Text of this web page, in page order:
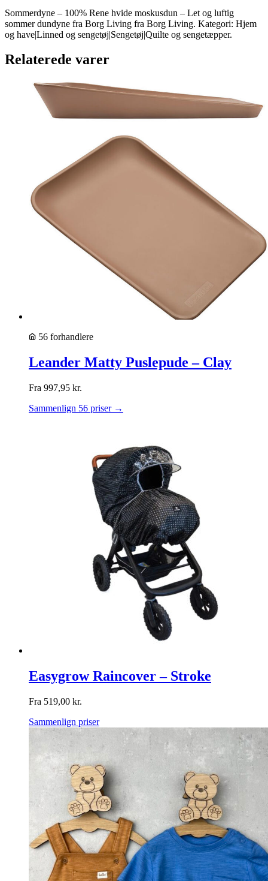
Sommerdyne – 100% Rene hvide moskusdun – Let og luftig
sommer dundyne fra Borg Living fra Borg Living. Kategori: Hjem
og have|Linned og sengetøj|Sengetøj|Quilte og sengetæpper.
Relaterede varer
56 forhandlere
Leander Matty Puslepude – Clay
Fra 997,95 kr.
Sammenlign 56 priser →
Easygrow Raincover – Stroke
Fra 519,00 kr.
Sammenlign priser